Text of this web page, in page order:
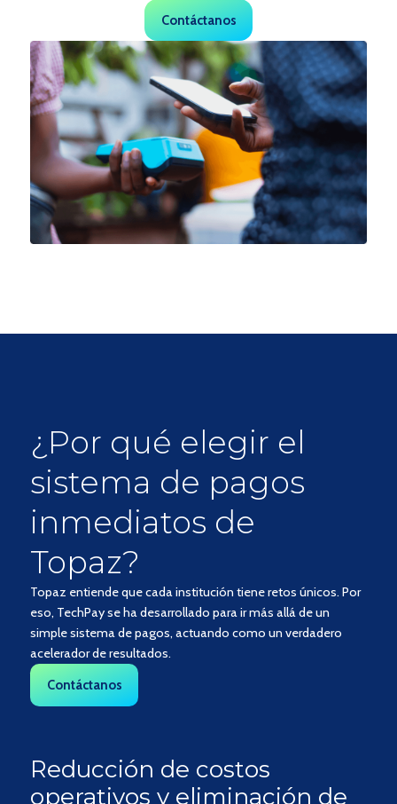
Contáctanos
¿Por qué elegir el
sistema de pagos
inmediatos de
Topaz?
Topaz entiende que cada institución tiene retos únicos. Por
eso, TechPay se ha desarrollado para ir más allá de un
simple sistema de pagos, actuando como un verdadero
acelerador de resultados.
Contáctanos
Reducción de costos
operativos y eliminación de